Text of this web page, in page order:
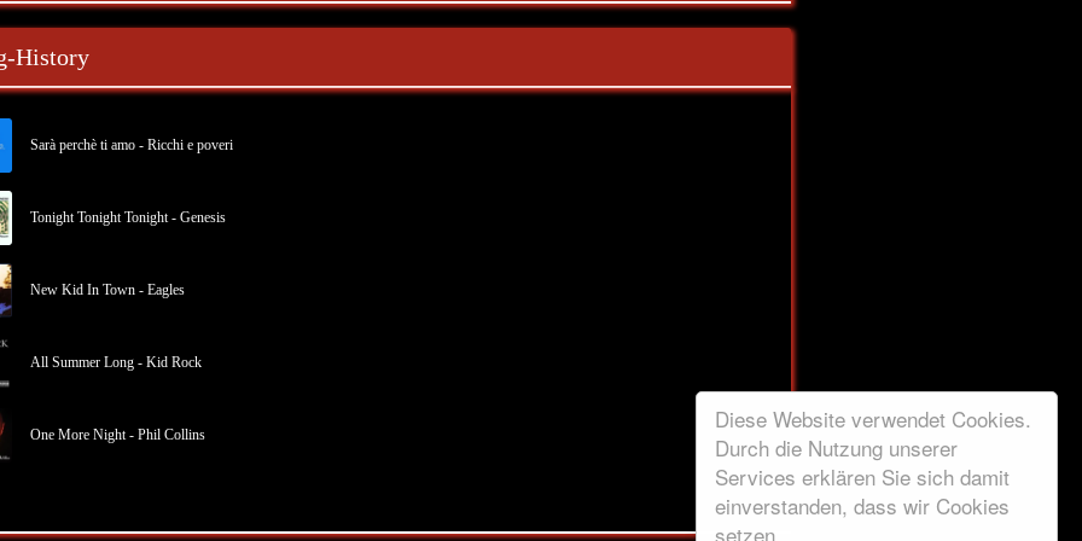
Diese Website verwendet Cookies.
Durch die Nutzung unserer
Services erklären Sie sich damit
einverstanden, dass wir Cookies
setzen.
History
Sarà perchè ti amo - Ricchi e poveri
Tonight Tonight Tonight - Genesis
New Kid In Town - Eagles
All Summer Long - Kid Rock
One More Night - Phil Collins